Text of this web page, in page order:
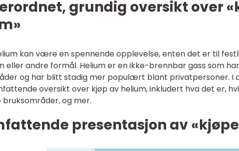
grundig oversikt over
kan være en spennende opplevelse, enten det er til
eller andre formål. Helium er en ikke-brennbar gass som
og har blitt stadig mer populært blant privatpersoner. I
oversikt over kjøp av helium, inkludert hva det er,
og mer.
presentasjon av